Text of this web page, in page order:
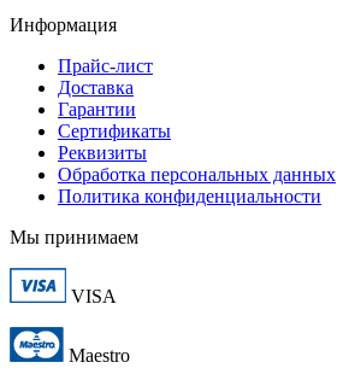
Информация
Прайс-лист
Доставка
Гарантии
Сертификаты
Реквизиты
Обработка персональных данных
Политика конфиденциальности
Мы принимаем
VISA
Maestro